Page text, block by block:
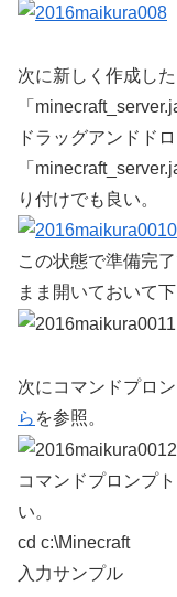
次に新しく作成し
「
ドラッグアンドド
「
り付けでも良い。
この状態で準備完
まま開いておいて下
次にコマンドプロ
ら を参照。
コマンドプロンプ
い。
cd c:\Minecraft
入力サンプル